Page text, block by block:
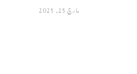
مارچ 25, 2025